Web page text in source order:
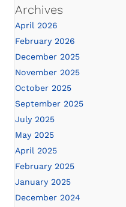
Archives
April 2026
February 2026
December 2025
November 2025
October 2025
September 2025
July 2025
May 2025
April 2025
February 2025
January 2025
December 2024